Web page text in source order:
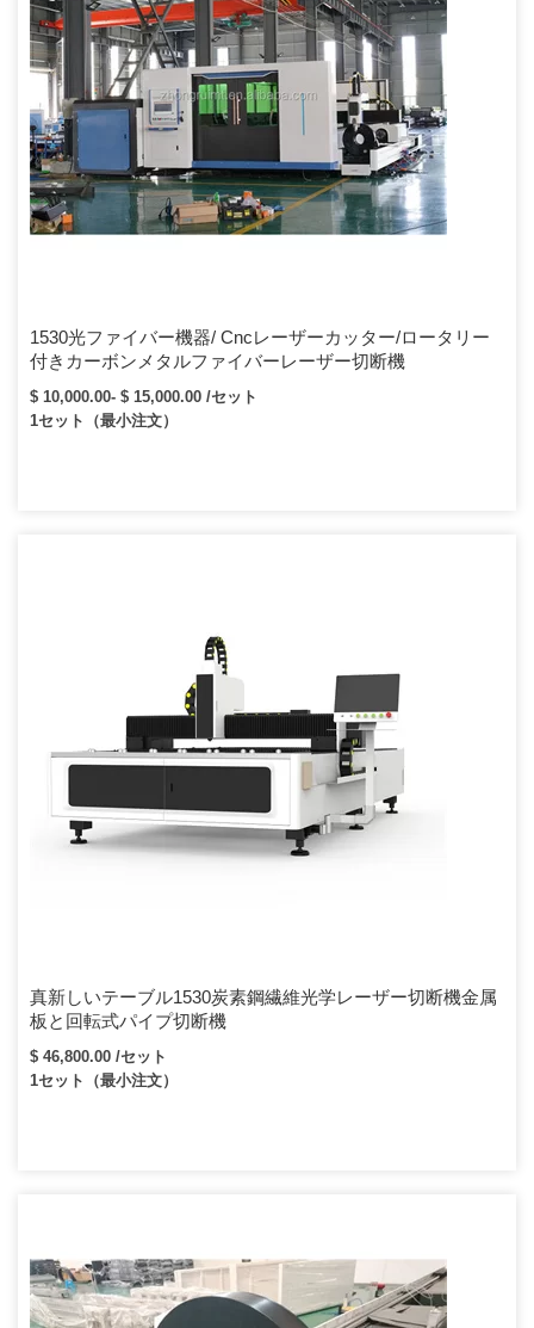
1530光ファイバー機器/ Cncレーザーカッター/ロータリー
付きカーボンメタルファイバーレーザー切断機
$ 10,000.00- $ 15,000.00 /セット
1セット（最小注文）
真新しいテーブル1530炭素鋼繊維光学レーザー切断機金属
板と回転式パイプ切断機
$ 46,800.00 /セット
1セット（最小注文）